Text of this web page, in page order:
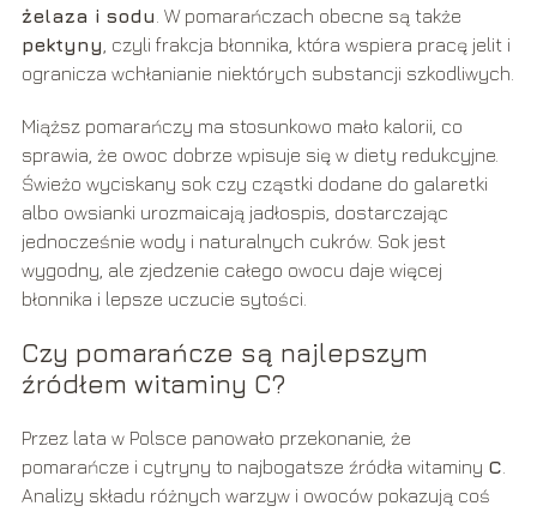
żelaza i sodu . W pomarańczach obecne są także
pektyny , czyli frakcja błonnika, która wspiera pracę jelit i
ogranicza wchłanianie niektórych substancji szkodliwych.
Miąższ pomarańczy ma stosunkowo mało kalorii, co
sprawia, że owoc dobrze wpisuje się w diety redukcyjne.
Świeżo wyciskany sok czy cząstki dodane do galaretki
albo owsianki urozmaicają jadłospis, dostarczając
jednocześnie wody i naturalnych cukrów. Sok jest
wygodny, ale zjedzenie całego owocu daje więcej
błonnika i lepsze uczucie sytości.
Czy pomarańcze są najlepszym
źródłem witaminy C?
Przez lata w Polsce panowało przekonanie, że
pomarańcze i cytryny to najbogatsze źródła witaminy C
Analizy składu różnych warzyw i owoców pokazują coś